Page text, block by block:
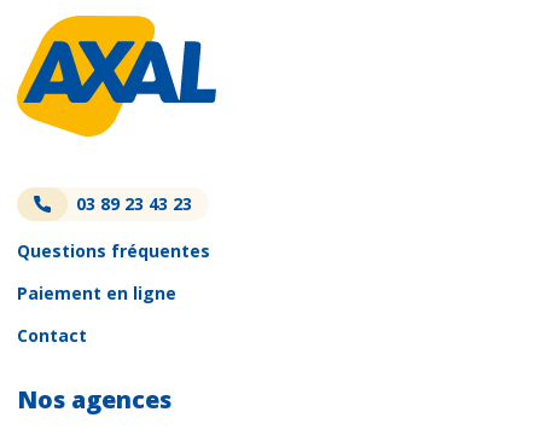
03 89 23 43 23
Questions fréquentes
Paiement en ligne
Contact
Nos agences